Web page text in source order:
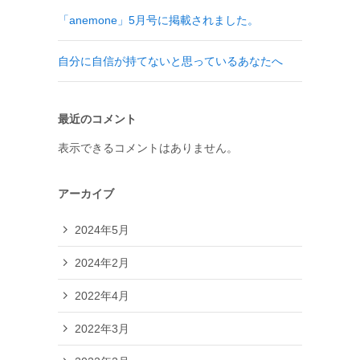
「anemone」5月号に掲載されました。
自分に自信が持てないと思っているあなたへ
最近のコメント
表示できるコメントはありません。
アーカイブ
2024年5月
2024年2月
2022年4月
2022年3月